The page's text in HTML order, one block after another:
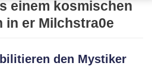
einem kosmischen
in er Milchstra0e
den Mystiker